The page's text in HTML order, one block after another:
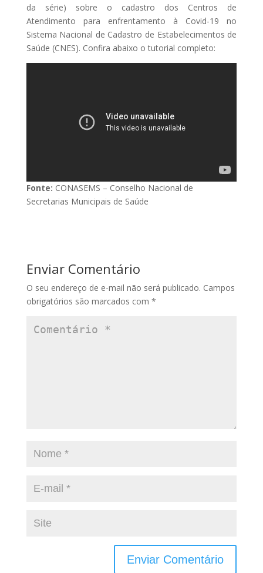
da série) sobre o cadastro dos Centros de
Atendimento para enfrentamento à Covid-19 no
Sistema Nacional de Cadastro de Estabelecimentos de
Saúde (CNES). Confira abaixo o tutorial completo:
Fonte: CONASEMS – Conselho Nacional de
Secretarias Municipais de Saúde
Enviar Comentário
O seu endereço de e-mail não será publicado. Campos
obrigatórios são marcados com *